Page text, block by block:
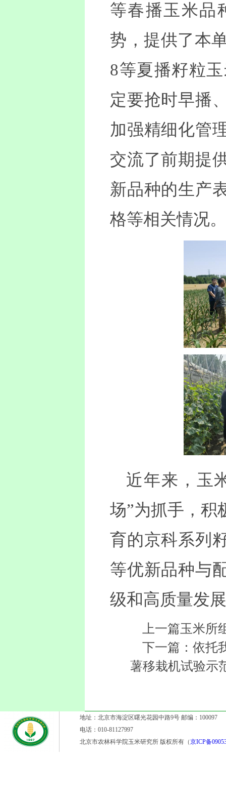
等春播玉米品
势，提供了本
8等夏播籽粒
定要抢时早播
加强精细化管
交流了前期提
新品种的生产
格等相关情况。
近年来，玉
场”为抓手，积
育的京科系列
等优新品种与
级和高质量发
上一篇玉米
下一篇：依托
薯移栽机试验示
地址：北京市海淀区曙光花园中路9号 邮编：100097
电话：010-81127997
北京市农林科学院玉米研究所 版权所有（京ICP备